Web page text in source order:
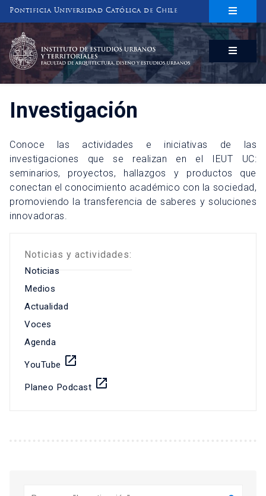
Pontificia Universidad Católica de Chile
INSTITUTO DE ESTUDIOS URBANOS
Y TERRITORIALES
FACULTAD DE ARQUITECTURA, DISEÑO Y ESTUDIOS URBANOS
Investigación
Conoce las actividades e iniciativas de las
investigaciones que se realizan en el IEUT UC:
seminarios, proyectos, hallazgos y productos que
conectan el conocimiento académico con la sociedad,
promoviendo la transferencia de saberes y soluciones
innovadoras.
Noticias y actividades:
Noticias
Medios
Actualidad
Voces
Agenda
YouTube launch
Planeo Podcast launch